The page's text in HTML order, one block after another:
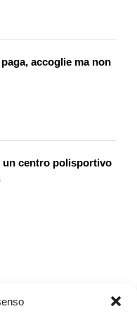
messa in scena di
assurdo, umorismo,
immediatamente
Ma chi è questo
determinati aspetti della
ma adeguata la
in un cubo a scomparti
accoglie ma non
un centro polisportivo